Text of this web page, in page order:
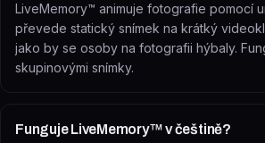
LiveMemory™ animuje fotografie pomocí
převede statický snímek na krátký
jako by se osoby na fotografii hýbaly.
skupinovými snímky.
Funguje LiveMemory™ v češtině?